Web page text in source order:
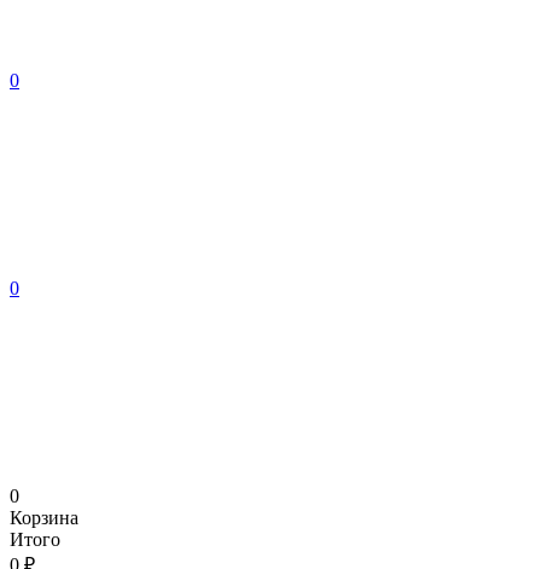
0
0
0
Корзина
Итого
0 ₽